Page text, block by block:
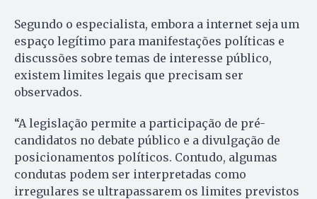
Segundo o especialista, embora a internet seja um
espaço legítimo para manifestações políticas e
discussões sobre temas de interesse público,
existem limites legais que precisam ser
observados.
“A legislação permite a participação de pré-
candidatos no debate público e a divulgação de
posicionamentos políticos. Contudo, algumas
condutas podem ser interpretadas como
irregulares se ultrapassarem os limites previstos